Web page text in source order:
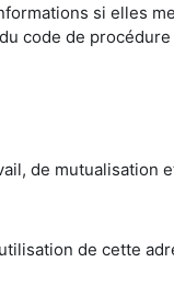
si elles
code de procédure
de mutualisation
de cette